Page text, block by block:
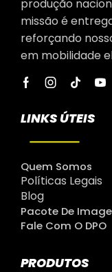
produção
missão é
reforçando
em mobilidade
LINKS ÚTEIS
Quem Somos
Políticas Legais
Blog
Pacote De
Fale Com O DPO
PRODUTOS